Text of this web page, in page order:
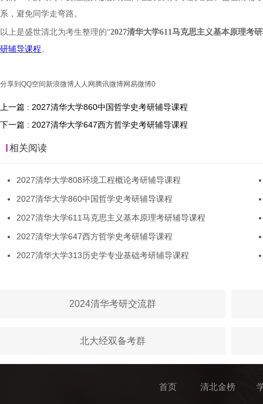
系，避免同学走弯路。
以上是盛世清北为考生整理的“2027清华大学611马克思主义基本原理考
研辅导课程。
分享到 QQ空间 新浪微博人人网 腾讯微博网易微博0
上一篇 : 2027清华大学860中国哲学史考研辅导课程
下一篇 : 2027清华大学647西方哲学史考研辅导课程
相关阅读
2027清华大学808环境工程概论考研辅导课程
2027清华大学860中国哲学史考研辅导课程
2027清华大学611马克思主义基本原理考研辅导课程
2027清华大学647西方哲学史考研辅导课程
2027清华大学313历史学专业基础考研辅导课程
2024清华考研交流群
北大经双备考群
首页 清北金榜